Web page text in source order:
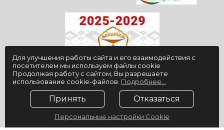
© 2009-2026, ГУ "Санаторий "Юность", официальный сайт
Разработка сайтаZmitroC.by™
Для улучшения работы сайта и его взаимодействия с
посетителем мы используем файлы cookie
Продолжая работу с сайтом, Вы разрешаете
использование cookie-файлов. Подробнее...
Принять Отказаться
Персональные настройки Cookie